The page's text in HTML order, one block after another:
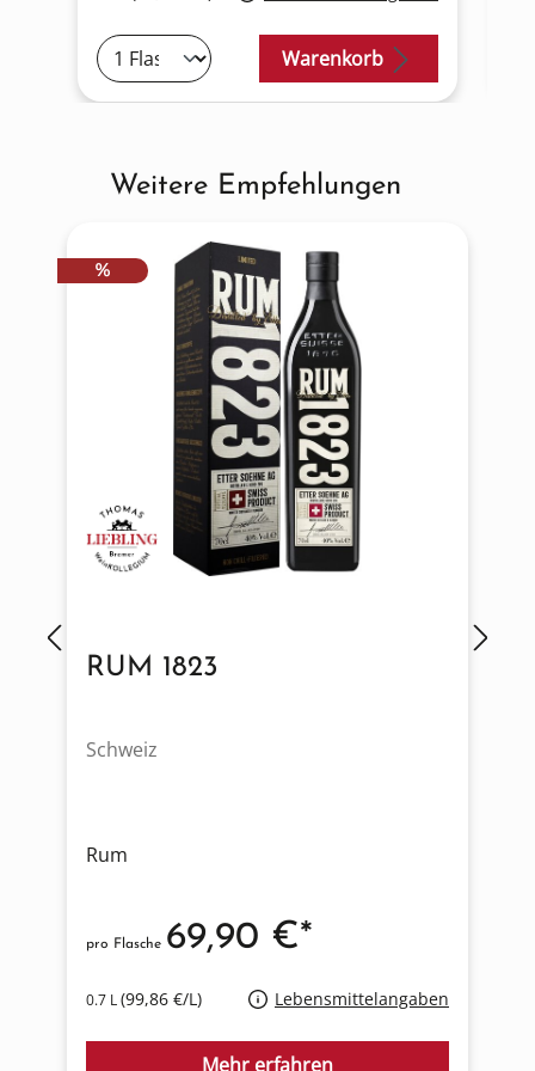
Warenkorb
Produktgalerie überspringen
Weitere Empfehlungen
RABATT
%
RUM 1823
Schweiz
Rum
0.7 L(99,86 €/L) Lebensmittelangaben
pro Flasche 69,90 €*
Mehr erfahren